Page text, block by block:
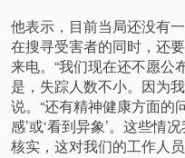
他表示，目前当局还没有
在搜寻受害者的同时，还
来电。“我们现在还不愿公
是，失踪人数不小。因为
说。“还有精神健康方面的
感’或‘看到异象’。这些情
核实，这对我们的工作人